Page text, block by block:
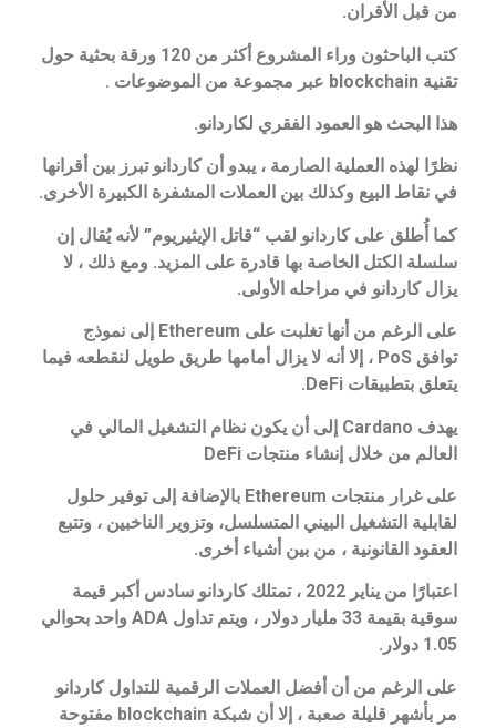
من قبل الأقران.
كتب الباحثون وراء المشروع أكثر من 120 ورقة بحثية حول
تقنية blockchain عبر مجموعة من الموضوعات .
هذا البحث هو العمود الفقري لكاردانو.
نظرًا لهذه العملية الصارمة ، يبدو أن كاردانو تبرز بين أقرانها
في نقاط البيع وكذلك بين العملات المشفرة الكبيرة الأخرى.
كما أُطلق على كاردانو لقب “قاتل الإيثيريوم” لأنه يُقال إن
سلسلة الكتل الخاصة بها قادرة على المزيد. ومع ذلك ، لا
يزال كاردانو في مراحله الأولى.
على الرغم من أنها تغلبت على Ethereum إلى نموذج
توافق PoS ، إلا أنه لا يزال أمامها طريق طويل لنقطعه فيما
يتعلق بتطبيقات DeFi.
يهدف Cardano إلى أن يكون نظام التشغيل المالي في
العالم من خلال إنشاء منتجات DeFi
على غرار منتجات Ethereum بالإضافة إلى توفير حلول
لقابلية التشغيل البيني المتسلسل، وتزوير الناخبين ، وتتبع
العقود القانونية ، من بين أشياء أخرى.
اعتبارًا من يناير 2022 ، تمتلك كاردانو سادس أكبر قيمة
سوقية بقيمة 33 مليار دولار ، ويتم تداول ADA واحد بحوالي
1.05 دولار.
على الرغم من أن أفضل العملات الرقمية للتداول كاردانو
مر بأشهر قليلة صعبة ، إلا أن شبكة blockchain مفتوحة